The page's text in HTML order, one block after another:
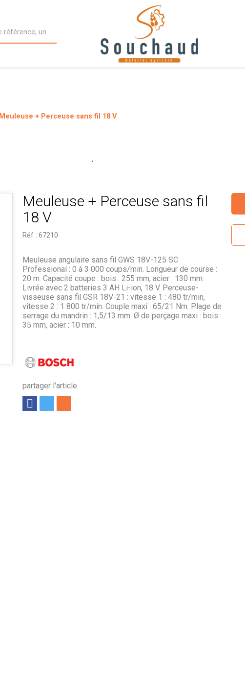
Meuleuse + Perceuse sans fil 18 V
Meuleuse + Perceuse sans fil
18 V
Réf : 67210
partager l'article
Meuleuse angulaire sans fil GWS 18V-125 SC
Professional : 0 à 3 000 coups/min. Longueur de course :
20 m. Capacité coupe : bois : 255 mm, acier : 130 mm.
Livrée avec 2 batteries 3 AH Li-ion, 18 V. Perceuse-
visseuse sans fil GSR 18V-21 : vitesse 1 : 480 tr/min,
vitesse 2 : 1 800 tr/min. Couple maxi : 65/21 Nm. Plage de
serrage du mandrin : 1,5/13 mm. Ø de perçage maxi : bois :
35 mm, acier : 10 mm.